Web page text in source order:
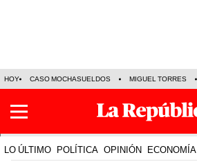
HOY CASO MOCHASUELDOS MIGUEL TORRES
LO ÚLTIMO POLÍTICA OPINIÓN ECONOMÍA